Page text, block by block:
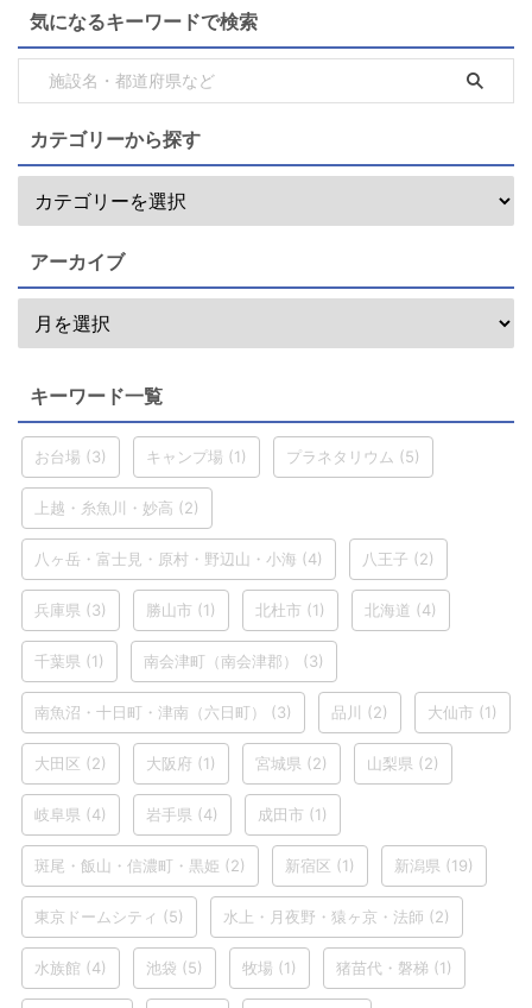
気になるキーワードで検索
カテゴリーから探す
アーカイブ
キーワード一覧
お台場 (3) キャンプ場 (1) プラネタリウム (5)
上越・糸魚川・妙高 (2)
八ヶ岳・富士見・原村・野辺山・小海 (4) 八王子 (2)
兵庫県 (3) 勝山市 (1) 北杜市 (1) 北海道 (4)
千葉県 (1) 南会津町（南会津郡） (3)
南魚沼・十日町・津南（六日町） (3) 品川 (2) 大仙市 (1)
大田区 (2) 大阪府 (1) 宮城県 (2) 山梨県 (2)
岐阜県 (4) 岩手県 (4) 成田市 (1)
斑尾・飯山・信濃町・黒姫 (2) 新宿区 (1) 新潟県 (19)
東京ドームシティ (5) 水上・月夜野・猿ヶ京・法師 (2)
水族館 (4) 池袋 (5) 牧場 (1) 猪苗代・磐梯 (1)